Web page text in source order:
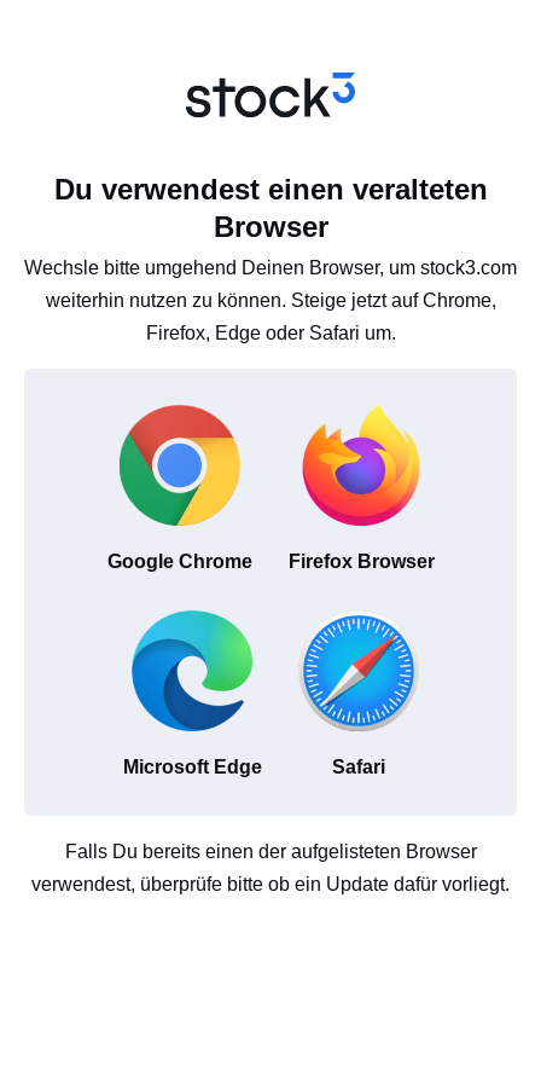
Du verwendest einen veralteten
Browser
Wechsle bitte umgehend Deinen Browser, um stock3.com
weiterhin nutzen zu können. Steige jetzt auf Chrome,
Firefox, Edge oder Safari um.
Google Chrome Firefox Browser
Microsoft Edge Safari
Falls Du bereits einen der aufgelisteten Browser
verwendest, überprüfe bitte ob ein Update dafür vorliegt.